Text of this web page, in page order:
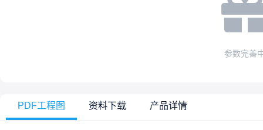
参数完善
PDF工程图 资料下载 产品详情